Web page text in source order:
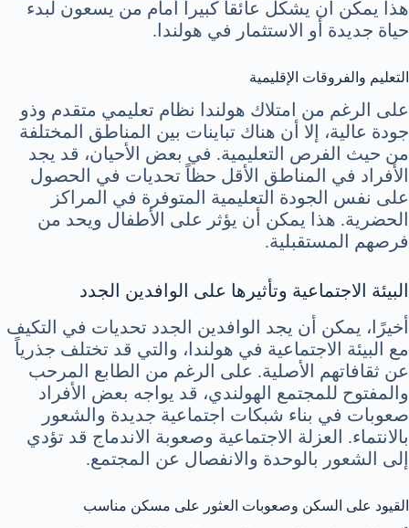
هذا يمكن أن يشكل عائقاً كبيراً أمام من يسعون لبدء
حياة جديدة أو الاستثمار في هولندا.
التعليم والفروقات الإقليمية
على الرغم من امتلاك هولندا نظام تعليمي متقدم وذو
جودة عالية، إلا أن هناك تباينات بين المناطق المختلفة
من حيث الفرص التعليمية. في بعض الأحيان، قد يجد
الأفراد في المناطق الأقل حظاً تحديات في الحصول
على نفس الجودة التعليمية المتوفرة في المراكز
الحضرية. هذا يمكن أن يؤثر على الأطفال ويحد من
فرصهم المستقبلية.
البيئة الاجتماعية وتأثيرها على الوافدين الجدد
أخيرًا، يمكن أن يجد الوافدين الجدد تحديات في التكيف
مع البيئة الاجتماعية في هولندا، والتي قد تختلف جذرياً
عن ثقافاتهم الأصلية. على الرغم من الطابع المرحب
والمفتوح للمجتمع الهولندي، قد يواجه بعض الأفراد
صعوبات في بناء شبكات اجتماعية جديدة والشعور
بالانتماء. العزلة الاجتماعية وصعوبة الاندماج قد تؤدي
إلى الشعور بالوحدة والانفصال عن المجتمع.
القيود على السكن وصعوبات العثور على مسكن مناسب